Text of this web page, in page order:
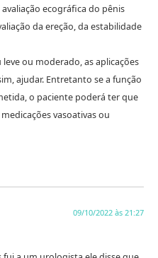
ecográfica do pênis
da ereção, da estabilidade
ou moderado, as aplicações
ajudar. Entretanto se a função
o paciente poderá ter que
vasoativas ou
09/10/2022 às 21:27